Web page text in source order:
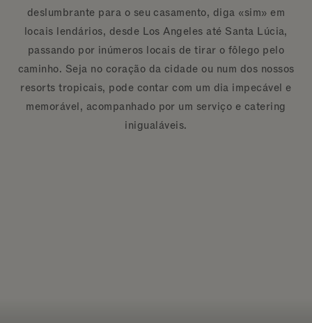
deslumbrante para o seu casamento, diga «sim» em
locais lendários, desde Los Angeles até Santa Lúcia,
passando por inúmeros locais de tirar o fôlego pelo
caminho. Seja no coração da cidade ou num dos nossos
resorts tropicais, pode contar com um dia impecável e
memorável, acompanhado por um serviço e catering
inigualáveis.